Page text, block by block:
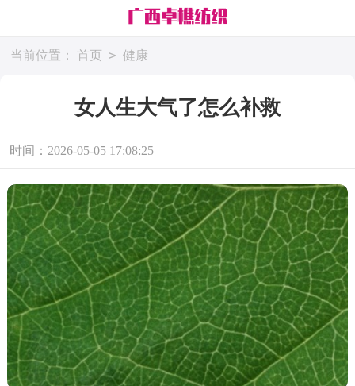
当前位置： 首页 > 健康
女人生大气了怎么补救
时间：2026-05-05 17:08:25